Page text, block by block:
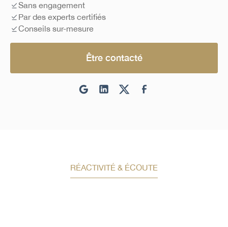
Sans engagement
Par des experts certifiés
Conseils sur-mesure
Être contacté
RÉACTIVITÉ & ÉCOUTE